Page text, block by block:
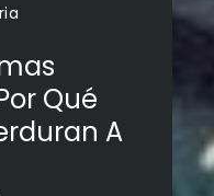
Qué
A